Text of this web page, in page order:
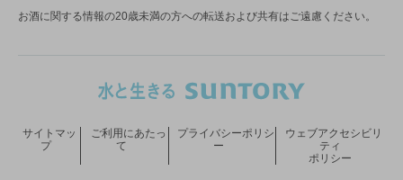
お酒に関する情報の20歳未満の方への転送および共有はご遠慮ください。
サイトマッ
プ
ご利用にあたっ
て
プライバシーポリシ
ー
ウェブアクセシビリ
ティ
ポリシー